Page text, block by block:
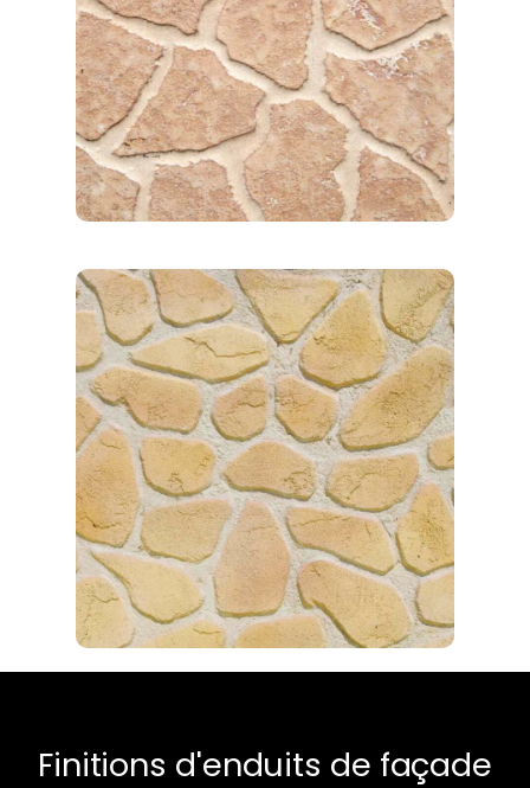
Finitions d'enduits de façade